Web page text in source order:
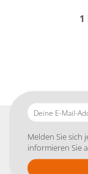
1
Deine
E-
Addresse
Melden Sie sich
informieren Sie